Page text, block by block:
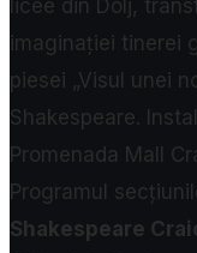
licee din Dolj,
imaginației tinerei
piesei „Visul unei
Shakespeare.
Promenada Mall
Programul
Shakespeare